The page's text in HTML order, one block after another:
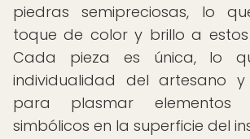
piedras semipreciosas, lo
toque de color y brillo a estos
Cada pieza es única, lo
individualidad del artesano
para plasmar elementos
simbólicos en la superficie del